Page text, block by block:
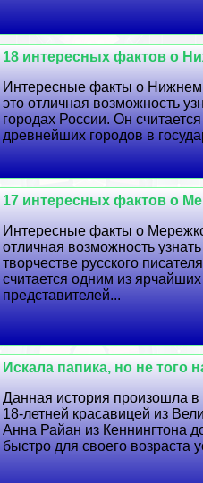
18 интересных фактов о
Интересные факты о
это отличная возможность
городах России. Он
древнейших городов в
17 интересных фактов о
Интересные факты о
отличная возможность
творчестве русского
считается одним из ярчайших
представителей...
Искала папика, но не того
Данная история произошла в
18-летней красавицей из
Анна Райан из Кеннингтона
быстро для своего возраста